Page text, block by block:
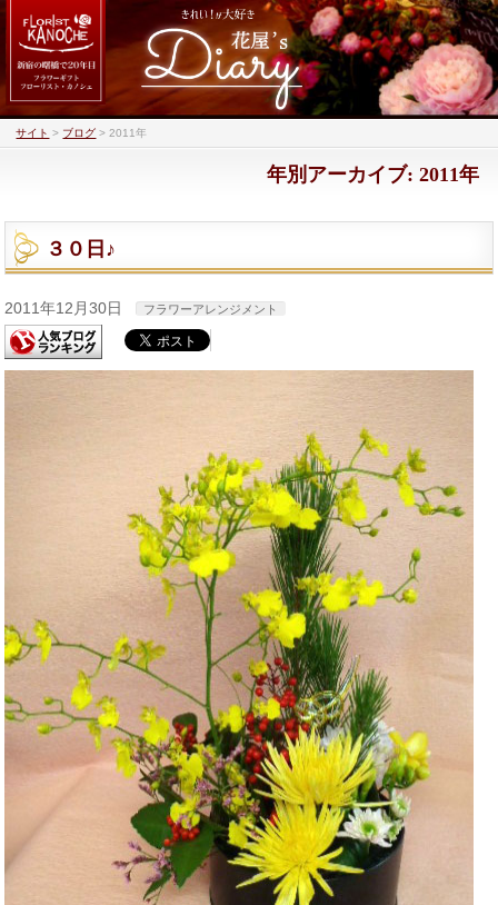
サイト > ブログ >2011年
年別アーカイブ: 2011年
３０日♪
2011年12月30日 フラワーアレンジメント